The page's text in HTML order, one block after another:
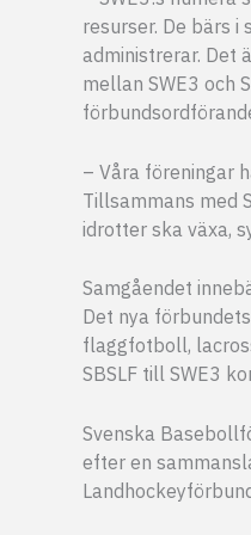
resurser. De bärs
administrerar. Det
mellan SWE3 och
– Våra föreningar
Tillsammans med
idrotter ska växa,
Samgåendet
Det nya
flaggfotboll,
SBSLF till SWE3
Svenska
efter en